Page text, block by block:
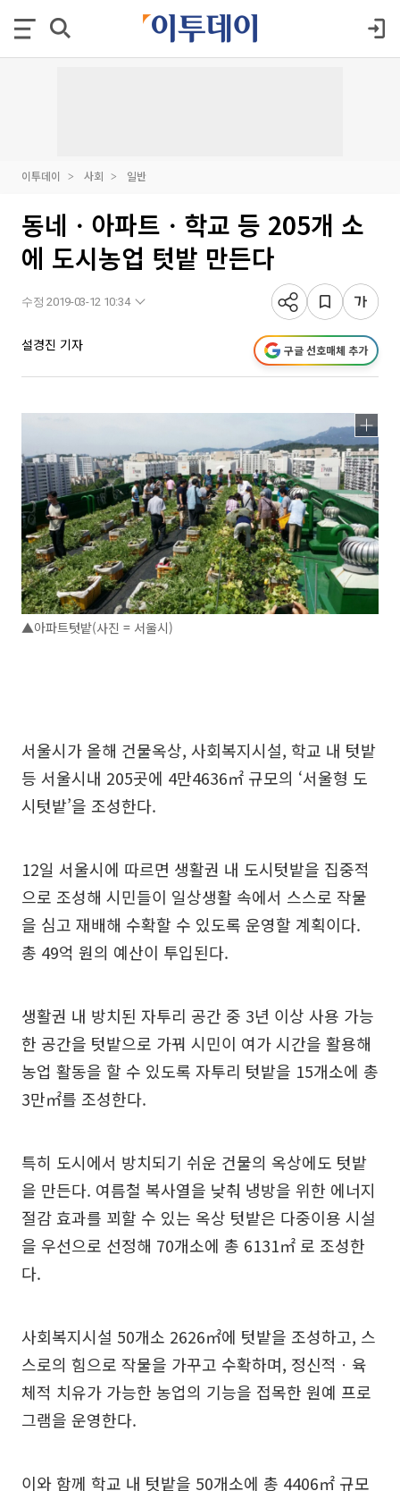
이투데이 사회 일반
동네ㆍ아파트ㆍ학교 등 205개 소
에 도시농업 텃밭 만든다
수정 2019-03-12 10:34
설경진 기자 구글 선호매체 추가
▲아파트텃밭(사진 = 서울시)
서울시가 올해 건물옥상, 사회복지시설, 학교 내 텃밭
등 서울시내 205곳에 4만4636㎡ 규모의 ‘서울형 도
시텃밭’을 조성한다.
12일 서울시에 따르면 생활권 내 도시텃밭을 집중적
으로 조성해 시민들이 일상생활 속에서 스스로 작물
을 심고 재배해 수확할 수 있도록 운영할 계획이다.
총 49억 원의 예산이 투입된다.
생활권 내 방치된 자투리 공간 중 3년 이상 사용 가능
한 공간을 텃밭으로 가꿔 시민이 여가 시간을 활용해
농업 활동을 할 수 있도록 자투리 텃밭을 15개소에 총
3만㎡를 조성한다.
특히 도시에서 방치되기 쉬운 건물의 옥상에도 텃밭
을 만든다. 여름철 복사열을 낮춰 냉방을 위한 에너지
절감 효과를 꾀할 수 있는 옥상 텃밭은 다중이용 시설
을 우선으로 선정해 70개소에 총 6131㎡ 로 조성한
다.
사회복지시설 50개소 2626㎡에 텃밭을 조성하고, 스
스로의 힘으로 작물을 가꾸고 수확하며, 정신적ㆍ육
체적 치유가 가능한 농업의 기능을 접목한 원예 프로
그램을 운영한다.
이와 함께 학교 내 텃밭을 50개소에 총 4406㎡ 규모